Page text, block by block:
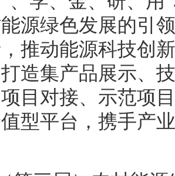
源绿色发展的引
推动能源科技创
造集产品展示、
目对接、示范项
型平台，携手产